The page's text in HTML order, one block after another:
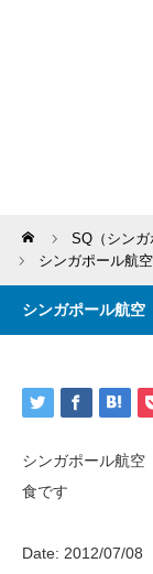
Home SQ（シンガ
シンガポール航
シンガポール航
シンガポール航
食です
Date: 2012/07/08